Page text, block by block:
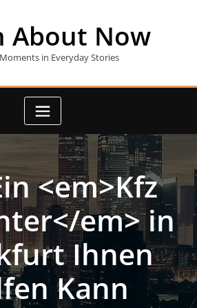
About Now
in Everyday Stories
<em>Kfz
em> in
Ihnen
Kann